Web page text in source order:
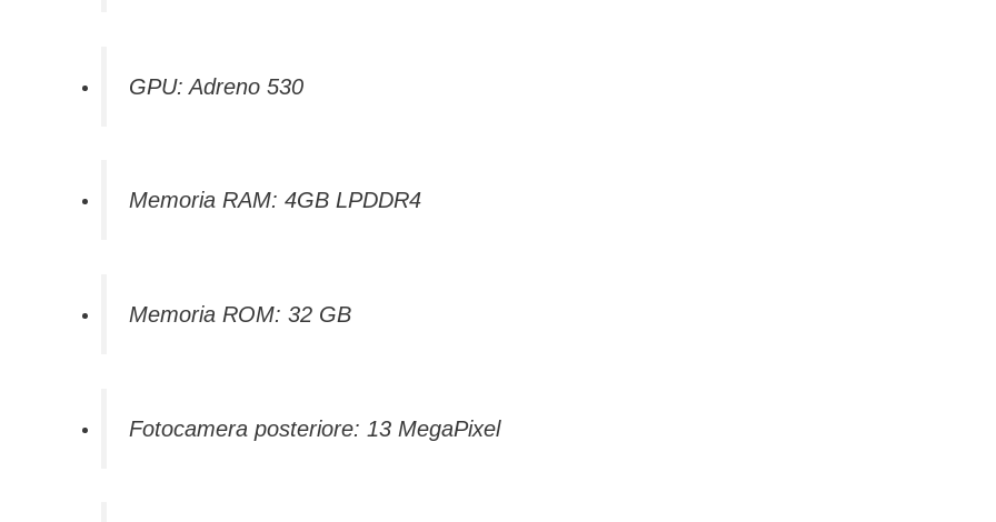
GPU: Adreno 530
Memoria RAM: 4GB LPDDR4
Memoria ROM: 32 GB
Fotocamera posteriore: 13 MegaPixel